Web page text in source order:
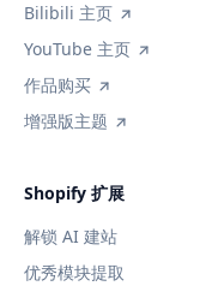
Bilibili 主页
YouTube 主页
作品购买
增强版主题
Shopify 扩展
解锁 AI 建站
优秀模块提取